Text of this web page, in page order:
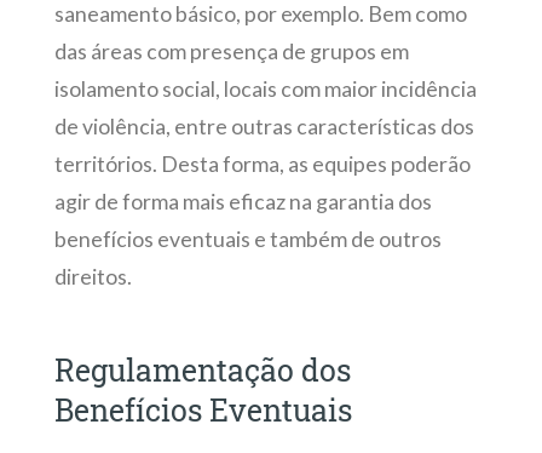
saneamento básico, por exemplo. Bem como
das áreas com presença de grupos em
isolamento social, locais com maior incidência
de violência, entre outras características dos
territórios. Desta forma, as equipes poderão
agir de forma mais eficaz na garantia dos
benefícios eventuais e também de outros
direitos.
Regulamentação dos
Benefícios Eventuais